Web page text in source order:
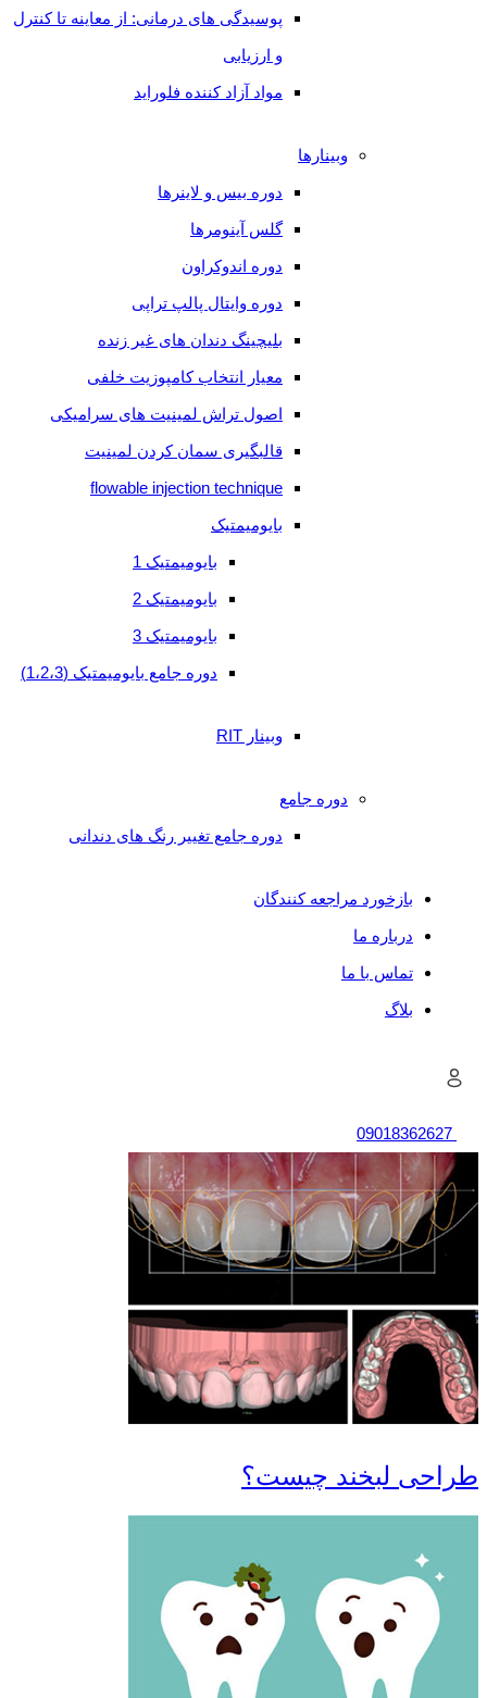
پوسیدگی های درمانی: از معاینه تا کنترل
و ارزیابی
مواد آزاد کننده فلوراید
وبینارها
دوره بیس و لاینرها
گلس آینومرها
دوره اندوکراون
دوره وایتال پالپ تراپی
بلیچینگ دندان های غیر زنده
معیار انتخاب کامپوزیت خلفی
اصول تراش لمینیت های سرامیکی
قالبگیری سمان کردن لمینیت
flowable injection technique
بایومیمتیک
بایومیمتیک 1
بایومیمتیک 2
بایومیمتیک 3
دوره جامع بایومیمتیک (1،2،3)
وبینار RIT
دوره جامع
دوره جامع تغییر رنگ های دندانی
بازخورد مراجعه کنندگان
درباره ما
تماس با ما
بلاگ
جامع
تغییر
رنگ
لبخند چیست؟